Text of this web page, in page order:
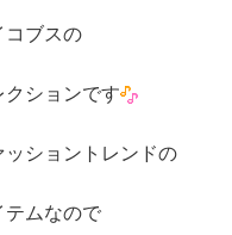
コブスの
クションです
ッショントレンドの
テムなので